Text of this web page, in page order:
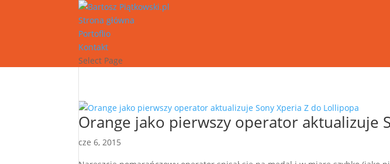
Strona główna
Portoflio
Kontakt
Select Page
Orange jako pierwszy operator aktualizuje
cze 6, 2015